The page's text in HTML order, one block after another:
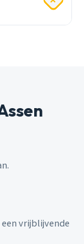
vrijblijvende